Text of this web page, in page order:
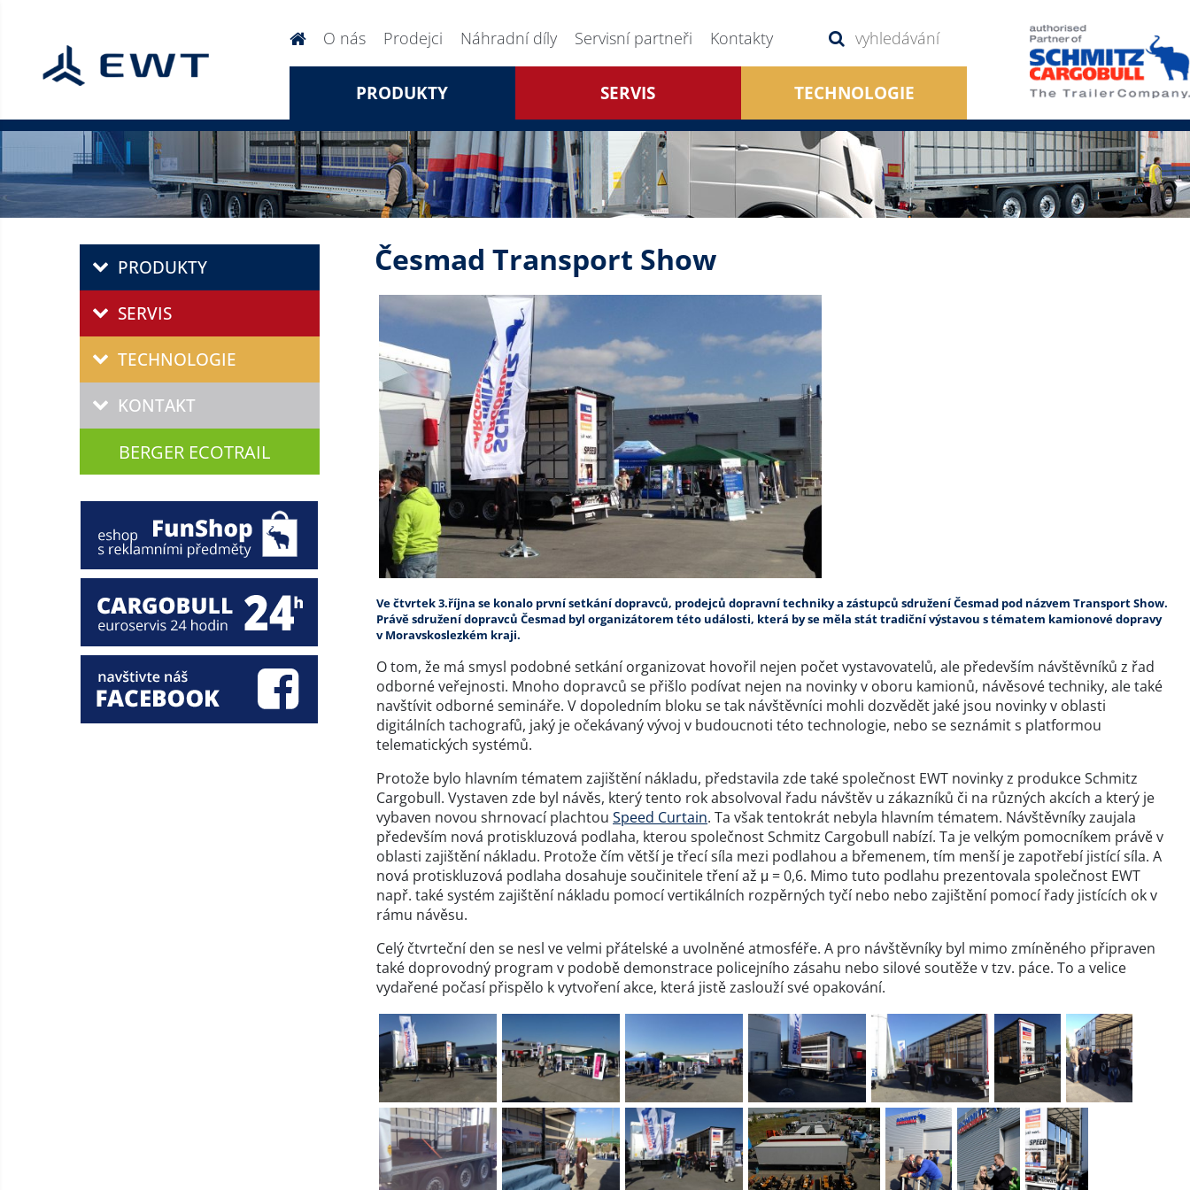
O nás Prodejci Náhradní díly Servisní partneři Kontakty
PRODUKTY SERVIS TECHNOLOGIE
Česmad Transport Show
Ve čtvrtek 3.října se konalo první setkání dopravců, prodejců dopravní techniky a zástupců sdružení Česmad pod názvem Transport Show.
Právě sdružení dopravců Česmad byl organizátorem této události, která by se měla stát tradiční výstavou s tématem kamionové dopravy
v Moravskoslezkém kraji.
O tom, že má smysl podobné setkání organizovat hovořil nejen počet vystavovatelů, ale především návštěvníků z řad
odborné veřejnosti. Mnoho dopravců se přišlo podívat nejen na novinky v oboru kamionů, návěsové techniky, ale také
navštívit odborné semináře. V dopoledním bloku se tak návštěvníci mohli dozvědět jaké jsou novinky v oblasti
digitálních tachografů, jaký je očekávaný vývoj v budoucnoti této technologie, nebo se seznámit s platformou
telematických systémů.
Protože bylo hlavním tématem zajištění nákladu, představila zde také společnost EWT novinky z produkce Schmitz
Cargobull. Vystaven zde byl návěs, který tento rok absolvoval řadu návštěv u zákazníků či na různých akcích a který je
vybaven novou shrnovací plachtou Speed Curtain. Ta však tentokrát nebyla hlavním tématem. Návštěvníky zaujala
především nová protiskluzová podlaha, kterou společnost Schmitz Cargobull nabízí. Ta je velkým pomocníkem právě v
oblasti zajištění nákladu. Protože čím větší je třecí síla mezi podlahou a břemenem, tím menší je zapotřebí jistící síla. A
nová protiskluzová podlaha dosahuje součinitele tření až μ = 0,6. Mimo tuto podlahu prezentovala společnost EWT
např. také systém zajištění nákladu pomocí vertikálních rozpěrných tyčí nebo nebo zajištění pomocí řady jistících ok v
rámu návěsu.
Celý čtvrteční den se nesl ve velmi přátelské a uvolněné atmosféře. A pro návštěvníky byl mimo zmíněného připraven
také doprovodný program v podobě demonstrace policejního zásahu nebo silové soutěže v tzv. páce. To a velice
vydařené počasí přispělo k vytvoření akce, která jistě zaslouží své opakování.
PRODUKTY
SERVIS
TECHNOLOGIE
KONTAKT
BERGER ECOTRAIL